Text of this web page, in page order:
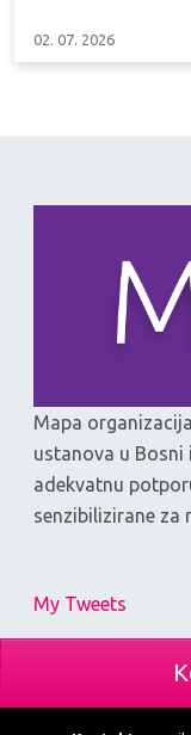
02. 07. 2026
Mapa
ustanova u Bosni
adekvatnu
senzibilizirane za
My Tweets